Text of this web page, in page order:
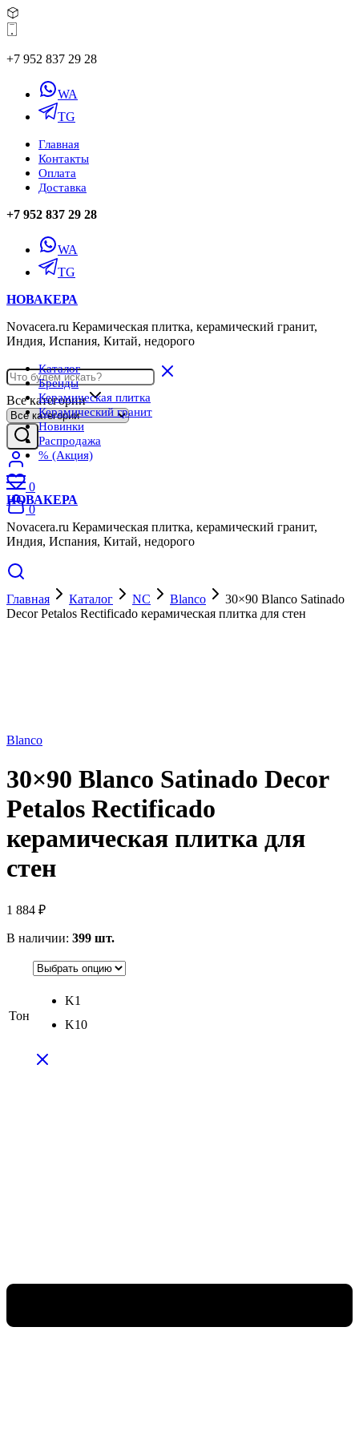
+7 952 837 29 28
WA
TG
Главная
Контакты
Оплата
Доставка
+7 952 837 29 28
WA
TG
НОВАКЕРА
Novacera.ru Керамическая плитка, керамический гранит,
Индия, Испания, Китай, недорого
Все категории
0
0
Каталог
Бренды
Керамическая плитка
Керамический гранит
Новинки
Распродажа
% (Акция)
НОВАКЕРА
Novacera.ru Керамическая плитка, керамический гранит,
Индия, Испания, Китай, недорого
Главная Каталог NC Blanco
30×90 Blanco Satinado
Decor Petalos Rectificado керамическая плитка для стен
Blanco
30×90 Blanco Satinado Decor
Petalos Rectificado
керамическая плитка для
стен
1 884 ₽
В наличии: 399 шт.
Тон
K1
K10